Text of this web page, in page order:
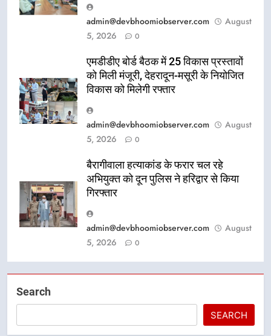
admin@devbhoomiobserver.com
August
5, 2026
0
एमडीडीए बोर्ड बैठक में 25 विकास प्रस्तावों
को मिली मंजूरी, देहरादून-मसूरी के नियोजित
विकास को मिलेगी रफ्तार
admin@devbhoomiobserver.com
August
5, 2026
0
बैरागीवाला हत्याकांड के फरार चल रहे
अभियुक्त को दून पुलिस ने हरिद्वार से किया
गिरफ्तार
admin@devbhoomiobserver.com
August
5, 2026
0
Search
SEARCH